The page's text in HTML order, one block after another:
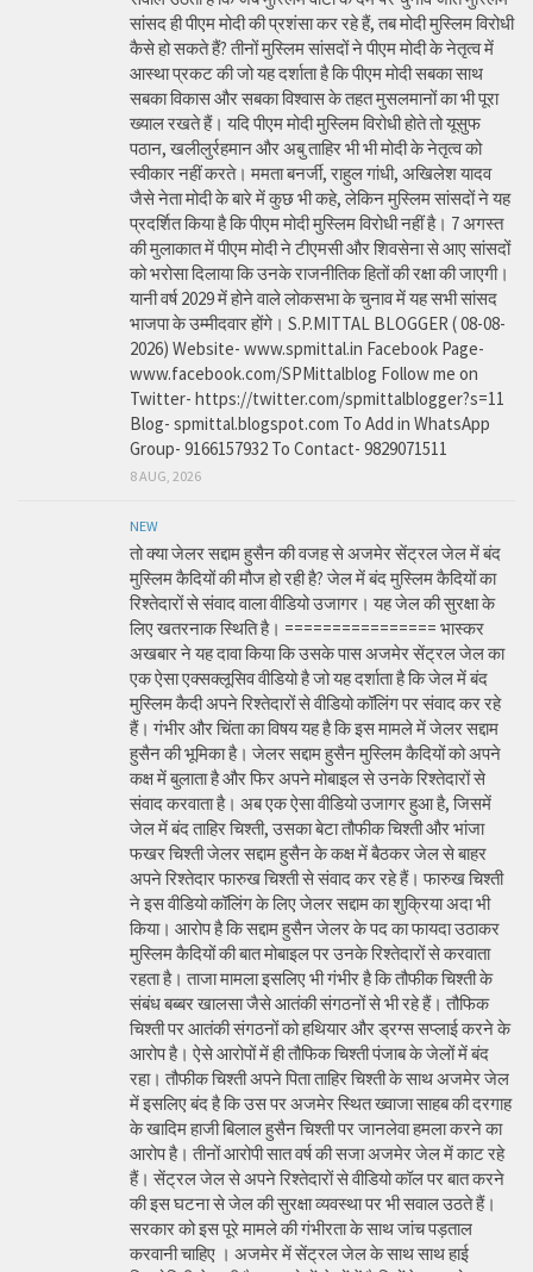
सांसद ही पीएम मोदी की प्रशंसा कर रहे हैं, तब मोदी मुस्लिम विरोधी
कैसे हो सकते हैं? तीनों मुस्लिम सांसदों ने पीएम मोदी के नेतृत्व में
आस्था प्रकट की जो यह दर्शाता है कि पीएम मोदी सबका साथ
सबका विकास और सबका विश्वास के तहत मुसलमानों का भी पूरा
ख्याल रखते हैं। यदि पीएम मोदी मुस्लिम विरोधी होते तो यूसुफ
पठान, खलीलुर्रहमान और अबु ताहिर भी भी मोदी के नेतृत्व को
स्वीकार नहीं करते। ममता बनर्जी, राहुल गांधी, अखिलेश यादव
जैसे नेता मोदी के बारे में कुछ भी कहे, लेकिन मुस्लिम सांसदों ने यह
प्रदर्शित किया है कि पीएम मोदी मुस्लिम विरोधी नहीं है। 7 अगस्त
की मुलाकात में पीएम मोदी ने टीएमसी और शिवसेना से आए सांसदों
को भरोसा दिलाया कि उनके राजनीतिक हितों की रक्षा की जाएगी।
यानी वर्ष 2029 में होने वाले लोकसभा के चुनाव में यह सभी सांसद
भाजपा के उम्मीदवार होंगे। S.P.MITTAL BLOGGER ( 08-08-
2026) Website- www.spmittal.in Facebook Page-
www.facebook.com/SPMittalblog Follow me on
Twitter- https://twitter.com/spmittalblogger?s=11
Blog- spmittal.blogspot.com To Add in WhatsApp
Group- 9166157932 To Contact- 9829071511
8 AUG, 2026
NEW
तो क्या जेलर सद्दाम हुसैन की वजह से अजमेर सेंट्रल जेल में बंद
मुस्लिम कैदियों की मौज हो रही है? जेल में बंद मुस्लिम कैदियों का
रिश्तेदारों से संवाद वाला वीडियो उजागर। यह जेल की सुरक्षा के
लिए खतरनाक स्थिति है। ================ भास्कर
अखबार ने यह दावा किया कि उसके पास अजमेर सेंट्रल जेल का
एक ऐसा एक्सक्लूसिव वीडियो है जो यह दर्शाता है कि जेल में बंद
मुस्लिम कैदी अपने रिश्तेदारों से वीडियो कॉलिंग पर संवाद कर रहे
हैं। गंभीर और चिंता का विषय यह है कि इस मामले में जेलर सद्दाम
हुसैन की भूमिका है। जेलर सद्दाम हुसैन मुस्लिम कैदियों को अपने
कक्ष में बुलाता है और फिर अपने मोबाइल से उनके रिश्तेदारों से
संवाद करवाता है। अब एक ऐसा वीडियो उजागर हुआ है, जिसमें
जेल में बंद ताहिर चिश्ती, उसका बेटा तौफीक चिश्ती और भांजा
फखर चिश्ती जेलर सद्दाम हुसैन के कक्ष में बैठकर जेल से बाहर
अपने रिश्तेदार फारुख चिश्ती से संवाद कर रहे हैं। फारुख चिश्ती
ने इस वीडियो कॉलिंग के लिए जेलर सद्दाम का शुक्रिया अदा भी
किया। आरोप है कि सद्दाम हुसैन जेलर के पद का फायदा उठाकर
मुस्लिम कैदियों की बात मोबाइल पर उनके रिश्तेदारों से करवाता
रहता है। ताजा मामला इसलिए भी गंभीर है कि तौफीक चिश्ती के
संबंध बब्बर खालसा जैसे आतंकी संगठनों से भी रहे हैं। तौफिक
चिश्ती पर आतंकी संगठनों को हथियार और ड्रग्स सप्लाई करने के
आरोप है। ऐसे आरोपों में ही तौफिक चिश्ती पंजाब के जेलों में बंद
रहा। तौफीक चिश्ती अपने पिता ताहिर चिश्ती के साथ अजमेर जेल
में इसलिए बंद है कि उस पर अजमेर स्थित ख्वाजा साहब की दरगाह
के खादिम हाजी बिलाल हुसैन चिश्ती पर जानलेवा हमला करने का
आरोप है। तीनों आरोपी सात वर्ष की सजा अजमेर जेल में काट रहे
हैं। सेंट्रल जेल से अपने रिश्तेदारों से वीडियो कॉल पर बात करने
की इस घटना से जेल की सुरक्षा व्यवस्था पर भी सवाल उठते हैं।
सरकार को इस पूरे मामले की गंभीरता के साथ जांच पड़ताल
करवानी चाहिए । अजमेर में सेंट्रल जेल के साथ साथ हाई